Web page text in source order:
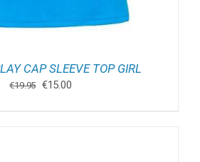
CAP SLEEVE TOP GIRL
€19.95 Oorspronkelijke
€15.00Huidige